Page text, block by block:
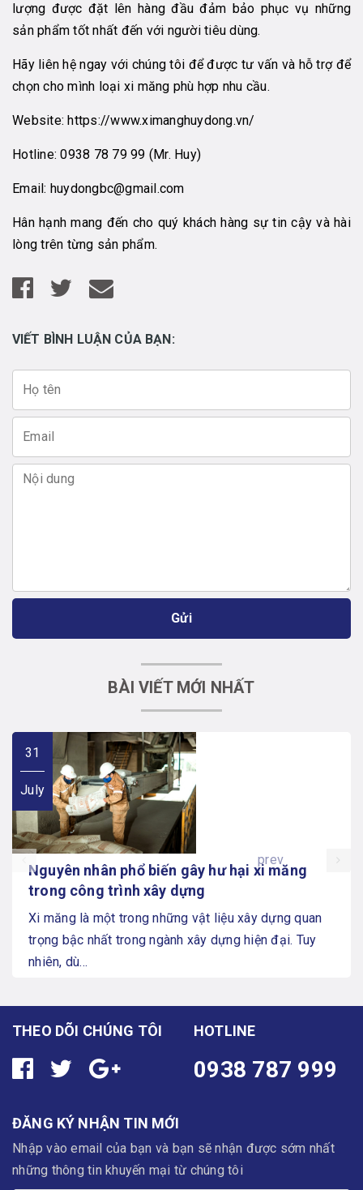
lượng được đặt lên hàng đầu đảm bảo phục vụ những
sản phẩm tốt nhất đến với người tiêu dùng.
Hãy liên hệ ngay với chúng tôi để được tư vấn và hỗ trợ để
chọn cho mình loại xi măng phù hợp nhu cầu.
Website:https://www.ximanghuydong.vn/
Hotline:0938 78 79 99 (Mr. Huy)
Email: huydongbc@gmail.com
Hân hạnh mang đến cho quý khách hàng sự tin cậy và hài
lòng trên từng sản phẩm.
VIẾT BÌNH LUẬN CỦA BẠN:
Gửi
BÀI VIẾT MỚI NHẤT
31
July
Nguyên nhân phổ biến gây hư hại xi măng
trong công trình xây dựng
Xi măng là một trong những vật liệu xây dựng quan
trọng bậc nhất trong ngành xây dựng hiện đại. Tuy
nhiên, dù...
prev
THEO DÕI CHÚNG TÔI HOTLINE
0938 787 999
ĐĂNG KÝ NHẬN TIN MỚI
Nhập vào email của bạn và bạn sẽ nhận được sớm nhất
những thông tin khuyến mại từ chúng tôi